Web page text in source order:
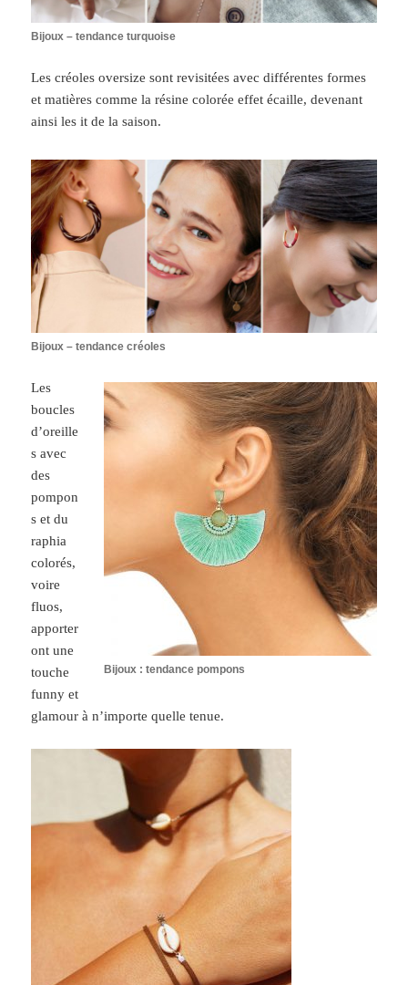
Bijoux – tendance turquoise
Les créoles oversize sont revisitées avec différentes formes
et matières comme la résine colorée effet écaille, devenant
ainsi les it de la saison.
Bijoux – tendance créoles
Bijoux : tendance pompons
Les
boucles
d’oreille
s avec
des
pompon
s et du
raphia
colorés,
voire
fluos,
apporter
ont une
touche
funny et
glamour à n’importe quelle tenue.